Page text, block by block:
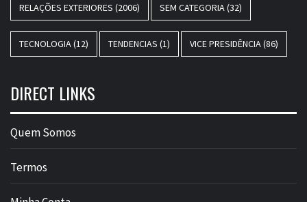
RELAÇÕES EXTERIORES (2006) SEM CATEGORIA (32)
TECNOLOGIA (12) TENDENCIAS (1) VICE PRESIDÊNCIA (86)
DIRECT LINKS
Quem Somos
Termos